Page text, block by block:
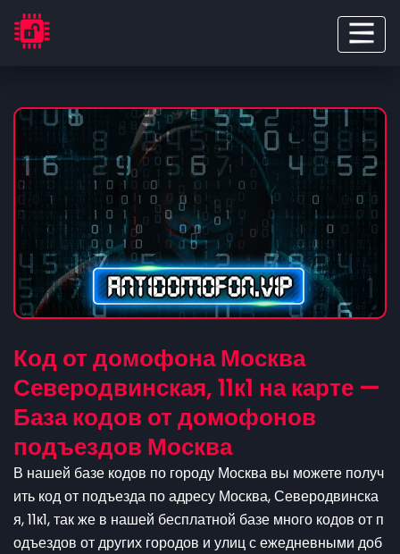
Код от домофона Москва
Северодвинская, 11к1 на карте —
База кодов от домофонов
подъездов Москва
В нашей базе кодов по городу Москва вы можете получ
ить код от подъезда по адресу Москва, Северодвинска
я, 11к1, так же в нашей бесплатной базе много кодов от п
одъездов от других городов и улиц с ежедневными доб